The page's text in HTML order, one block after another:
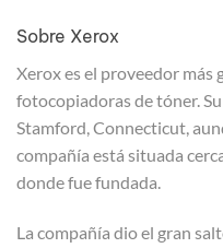
Sobre Xerox
Xerox es el proveedor más
fotocopiadoras de tóner.
Stamford, Connecticut,
compañía está situada
donde fue fundada.
La compañía dio el gran